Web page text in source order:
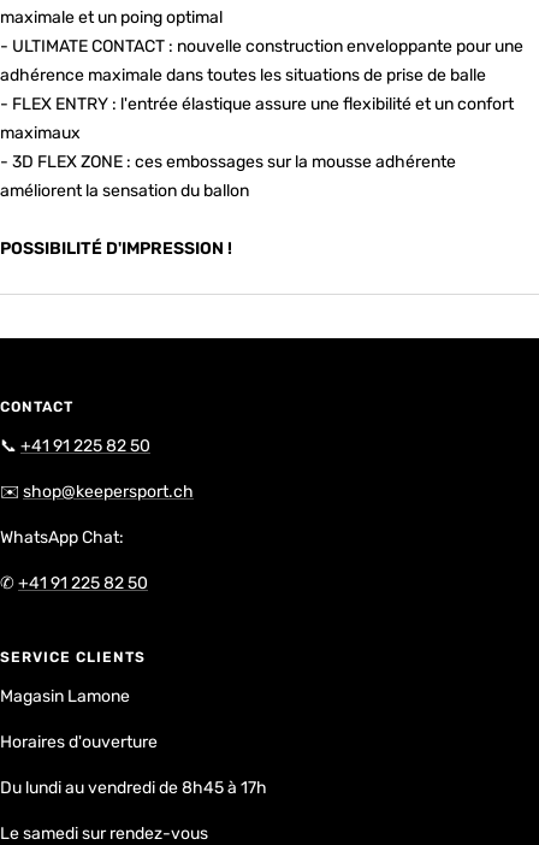
maximale et un poing optimal
- ULTIMATE CONTACT : nouvelle construction enveloppante pour une
adhérence maximale dans toutes les situations de prise de balle
- FLEX ENTRY : l'entrée élastique assure une flexibilité et un confort
maximaux
- 3D FLEX ZONE : ces embossages sur la mousse adhérente
améliorent la sensation du ballon
POSSIBILITÉ D'IMPRESSION !
CONTACT
📞 +41 91 225 82 50
✉️ shop@keepersport.ch
WhatsApp Chat:
✆+41 91 225 82 50
SERVICE CLIENTS
Magasin Lamone
Horaires d'ouverture
Du lundi au vendredi de 8h45 à 17h
Le samedi sur rendez-vous